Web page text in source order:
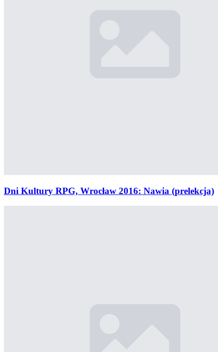
Dni Kultury RPG, Wrocław 2016: Nawia (prelekcja)